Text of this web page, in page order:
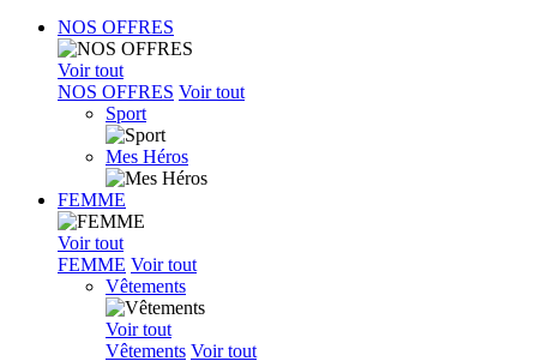
NOS OFFRES
Voir tout
NOS OFFRES Voir tout
Sport
Mes Héros
FEMME
Voir tout
FEMME Voir tout
Vêtements
Voir tout
Vêtements Voir tout